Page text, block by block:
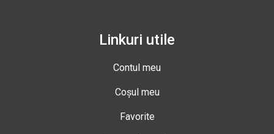
Linkuri utile
Contul meu
Coșul meu
Favorite